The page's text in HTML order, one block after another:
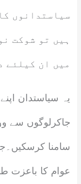
سیاستدانوں
ہیں تو شوکت
میں ان کیلئے
یہ سیاستدان
جاکرلوگوں سے
سامنا
عوام کا باعزت